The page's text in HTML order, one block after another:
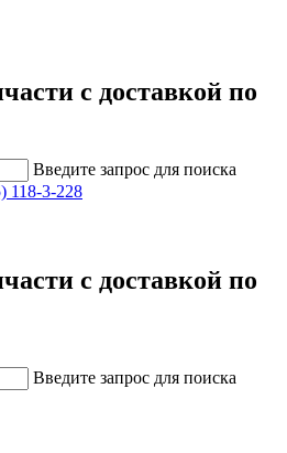
с доставкой по
Введите запрос для поиска
118-3-228
с доставкой по
Введите запрос для поиска